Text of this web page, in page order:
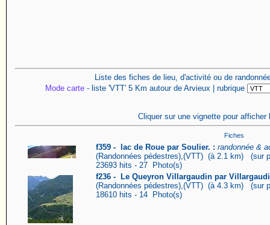
Liste des fiches de lieu, d'activité ou de
Mode carte- liste 'VTT' 5 Km autour de Arvieux | rubrique
Cliquer sur une vignette pour
Fiches
f359 - lac de Roue par Soulier. : randonnée &
(Randonnées pédestres),(VTT) (à 2.1 km) (sur
23693 hits - 27 Photo(s)
f236 - Le Queyron Villargaudin par
(Randonnées pédestres),(VTT) (à 4.3 km) (sur
18610 hits - 14 Photo(s)